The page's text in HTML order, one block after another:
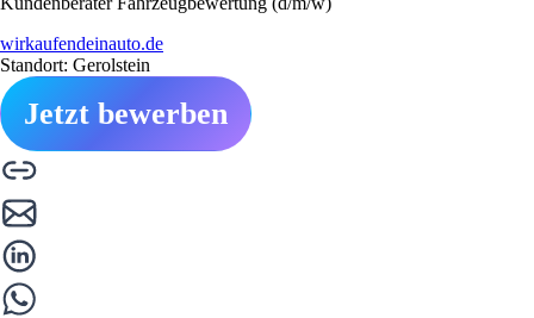
wirkaufendeinauto.de
Standort: Gerolstein
Jetzt bewerben